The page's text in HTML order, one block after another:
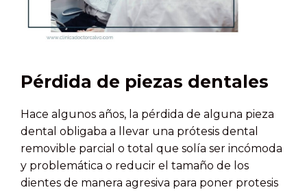
Pérdida de piezas dentales
Hace algunos años, la pérdida de alguna pieza
dental obligaba a llevar una prótesis dental
removible parcial o total que solía ser incómoda
y problemática o reducir el tamaño de los
dientes de manera agresiva para poner protesis